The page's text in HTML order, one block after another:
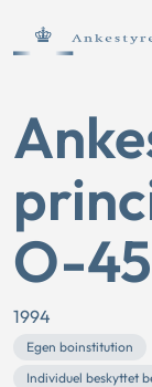
O-
1994
Egen boinstitution
Individuel beskyttet